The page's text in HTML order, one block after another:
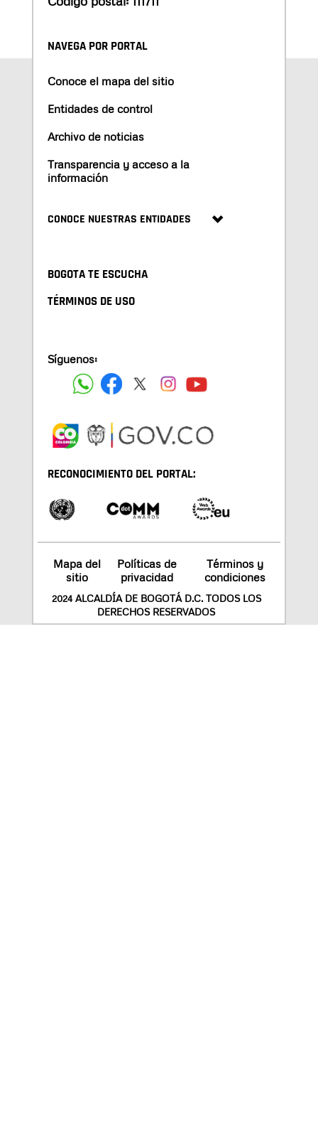
NAVEGA POR PORTAL
Conoce el mapa del sitio
Entidades de control
Archivo de noticias
Transparencia y acceso a la
información
CONOCE NUESTRAS ENTIDADES
BOGOTA TE ESCUCHA
TÉRMINOS DE USO
Síguenos:
RECONOCIMIENTO DEL PORTAL:
Mapa del
sitio
Políticas de
privacidad
Términos y
condiciones
2024 ALCALDÍA DE BOGOTÁ D.C. TODOS LOS
DERECHOS RESERVADOS